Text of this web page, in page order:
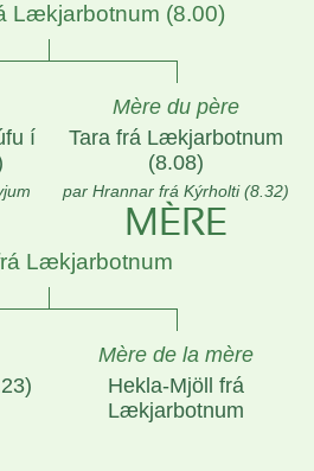
Lækjarbotnum (8.00)
í
Mère du père
Tara frá Lækjarbotnum
(8.08)
par Hrannar frá Kýrholti (8.32)
MÈRE
Lækjarbotnum
Mère de la mère
Hekla-Mjöll frá
Lækjarbotnum